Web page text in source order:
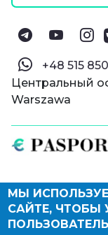
© Паспорт Онлайн
Политика
Оферта и
‪+48 515
Центральный
Warszawa
МЫ
САЙТЕ,